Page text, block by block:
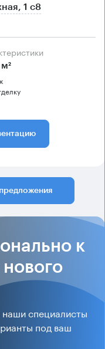
1 с8
м²
к
специалисты
под ваш